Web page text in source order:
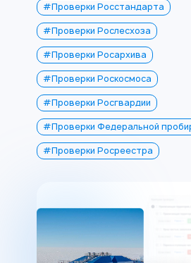
#Проверки Росстандарта
#Проверки Рослесхоза
#Проверки Росархива
#Проверки Роскосмоса
#Проверки Росгвардии
#Проверки Федеральной
#Проверки Росреестра